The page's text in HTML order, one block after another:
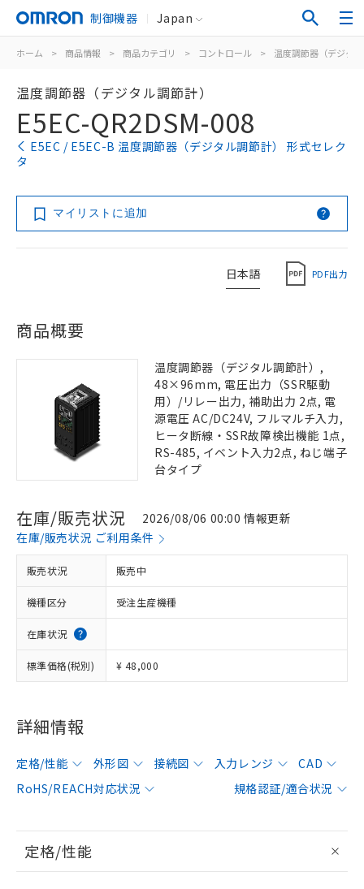
制御機器 Japan
ホーム > 商品情報 > 商品カテゴリ > コントロール > 温度調節器（デジタ
温度調節器（デジタル調節計）
E5EC-QR2DSM-008
E5EC / E5EC-B 温度調節器（デジタル調節計） 形式セレク
タ
マイリストに追加
日本語 PDF出力
商品概要
温度調節器（デジタル調節計）,
48×96mm, 電圧出力（SSR駆動
用）/リレー出力, 補助出力 2点, 電
源電圧 AC/DC24V, フルマルチ入力,
ヒータ断線・SSR故障検出機能 1点,
RS-485, イベント入力2点, ねじ端子
台タイプ
在庫/販売状況
2026/08/06 00:00 情報更新
在庫/販売状況 ご利用条件
販売状況 販売中
機種区分 受注生産機種
在庫状況
標準価格(税別) ¥ 48,000
詳細情報
定格/性能 外形図 接続図 入力レンジ
CAD
RoHS/REACH対応状況
規格認証/適合状況
定格/性能